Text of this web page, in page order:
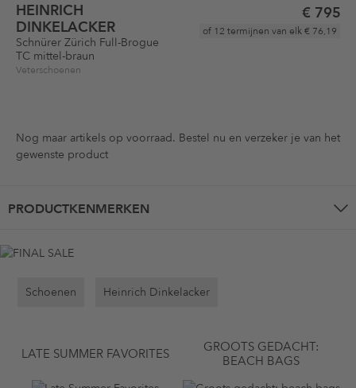
HEINRICH
DINKELACKER
Schnürer Zürich Full-Brogue
TC mittel-braun
Veterschoenen
€ 795
of 12 termijnen van elk€ 76,19
Nog maar artikels op voorraad. Bestel nu en verzeker je van het
gewenste product
PRODUCTKENMERKEN
Schoenen Heinrich Dinkelacker
LATE SUMMER FAVORITES
GROOTS GEDACHT:
BEACH BAGS